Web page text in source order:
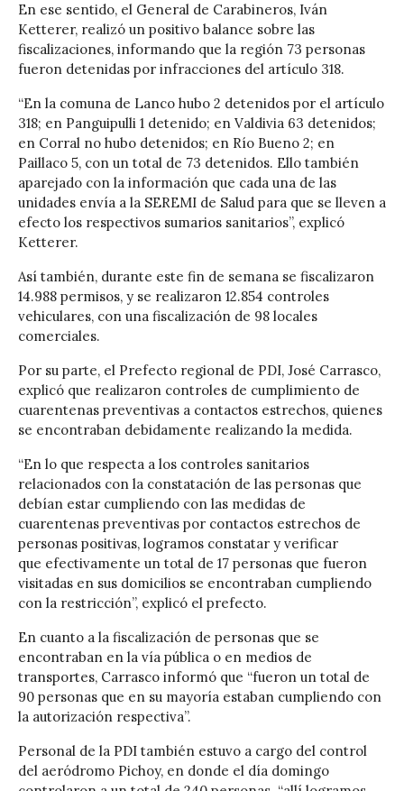
En ese sentido, el General de Carabineros, Iván
Ketterer, realizó un positivo balance sobre las
fiscalizaciones, informando que la región 73 personas
fueron detenidas por infracciones del artículo 318.
“En la comuna de Lanco hubo 2 detenidos por el artículo
318; en Panguipulli 1 detenido; en Valdivia 63 detenidos;
en Corral no hubo detenidos; en Río Bueno 2; en
Paillaco 5, con un total de 73 detenidos. Ello también
aparejado con la información que cada una de las
unidades envía a la SEREMI de Salud para que se lleven a
efecto los respectivos sumarios sanitarios”, explicó
Ketterer.
Así también, durante este fin de semana se fiscalizaron
14.988 permisos, y se realizaron 12.854 controles
vehiculares, con una fiscalización de 98 locales
comerciales.
Por su parte, el Prefecto regional de PDI, José Carrasco,
explicó que realizaron controles de cumplimiento de
cuarentenas preventivas a contactos estrechos, quienes
se encontraban debidamente realizando la medida.
“En lo que respecta a los controles sanitarios
relacionados con la constatación de las personas que
debían estar cumpliendo con las medidas de
cuarentenas preventivas por contactos estrechos de
personas positivas, logramos constatar y verificar
que efectivamente un total de 17 personas que fueron
visitadas en sus domicilios se encontraban cumpliendo
con la restricción”, explicó el prefecto.
En cuanto a la fiscalización de personas que se
encontraban en la vía pública o en medios de
transportes, Carrasco informó que “fueron un total de
90 personas que en su mayoría estaban cumpliendo con
la autorización respectiva”.
Personal de la PDI también estuvo a cargo del control
del aeródromo Pichoy, en donde el día domingo